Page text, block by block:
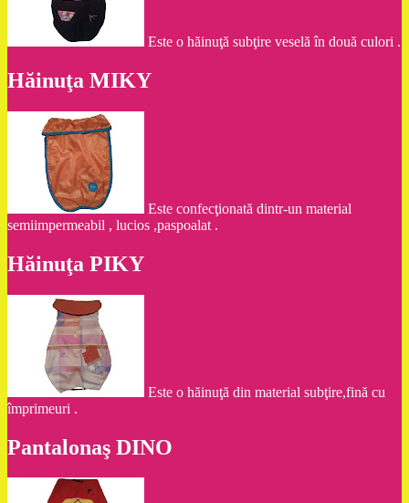
Este o hăinuţă subţire veselă în două culori .
Hăinuţa MIKY
Este confecţionată dintr-un material
semiimpermeabil , lucios ,paspoalat .
Hăinuţa PIKY
Este o hăinuţă din material subţire,fină cu
împrimeuri .
Pantalonaş DINO